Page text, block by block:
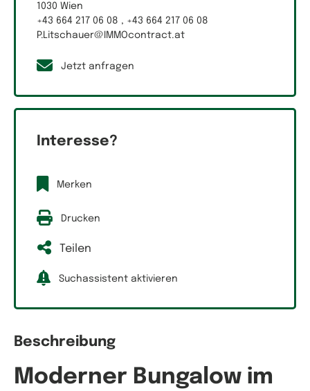
1030 Wien
+43 664 217 06 08 , +43 664 217 06 08
P.Litschauer@IMMOcontract.at
Jetzt anfragen
Interesse?
Merken
Drucken
Teilen
Suchassistent aktivieren
Beschreibung
Moderner Bungalow im